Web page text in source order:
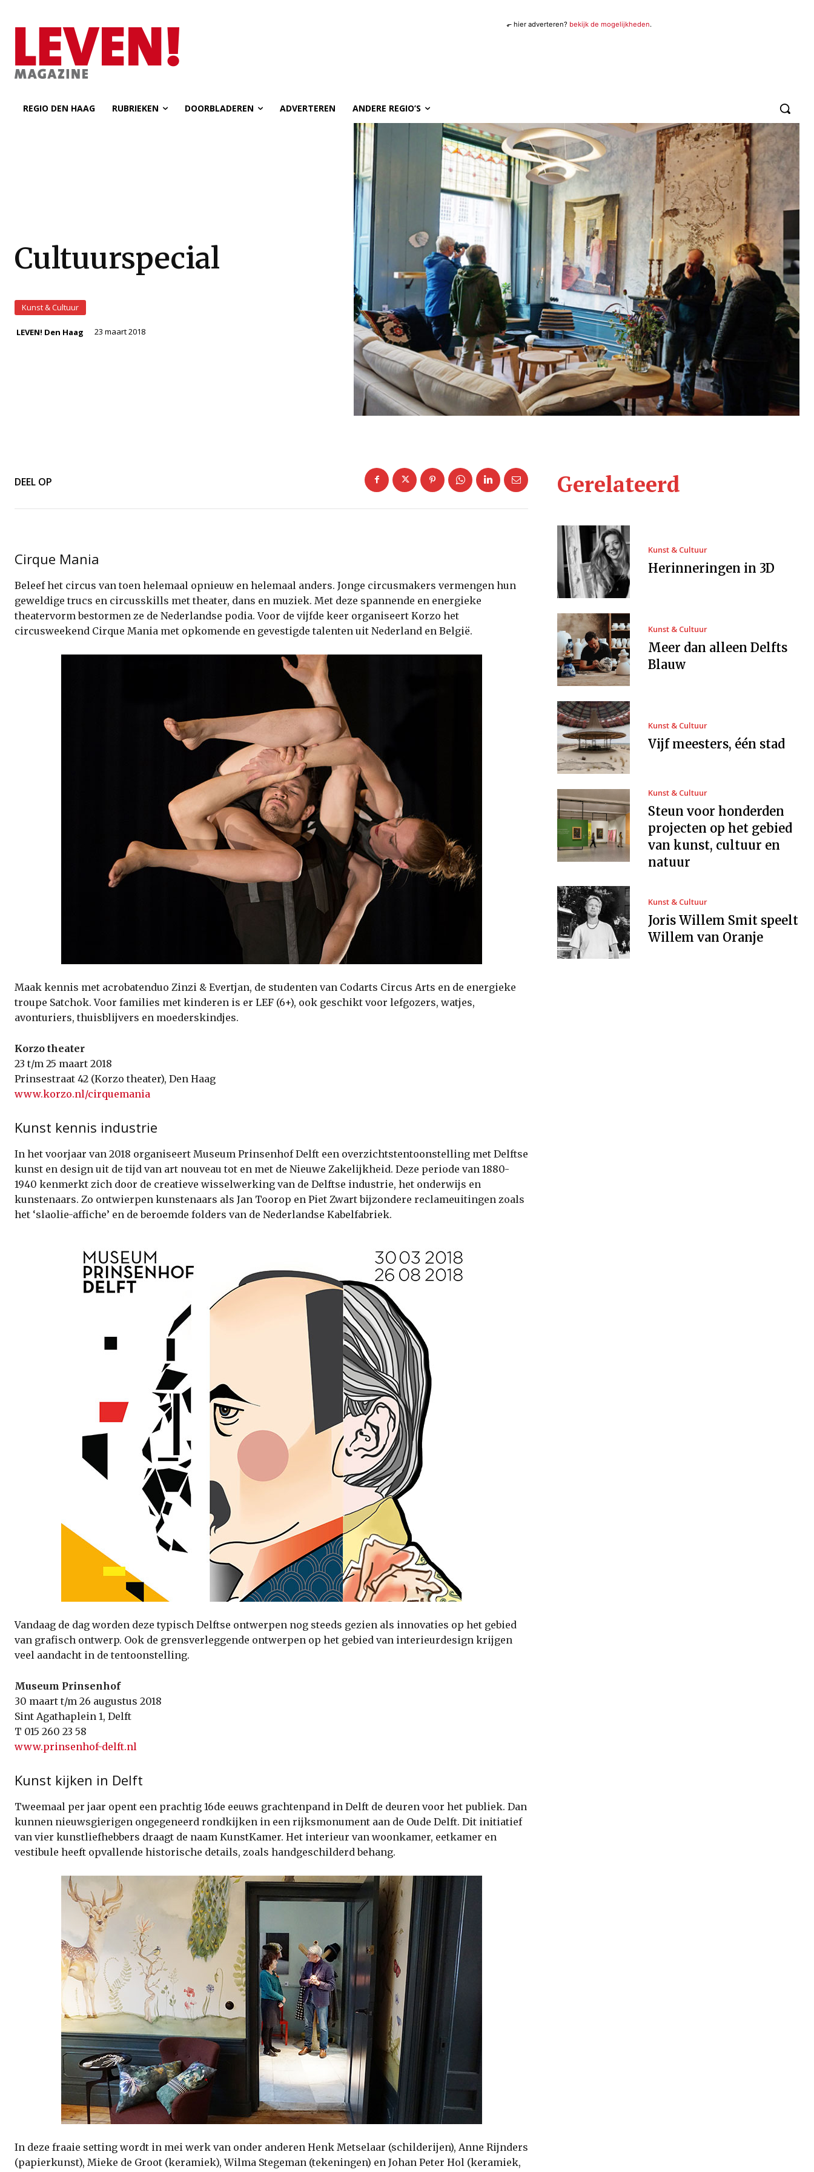
⬐ hier adverteren? bekijk de mogelijkheden.
REGIO DEN HAAG RUBRIEKEN DOORBLADEREN ADVERTEREN ANDERE REGIO’S
Cultuurspecial
Kunst & Cultuur
LEVEN! Den Haag 23 maart 2018
DEEL OP
Cirque Mania
Beleef het circus van toen helemaal opnieuw en helemaal anders. Jonge circusmakers vermengen hun
geweldige trucs en circusskills met theater, dans en muziek. Met deze spannende en energieke
theatervorm bestormen ze de Nederlandse podia. Voor de vijfde keer organiseert Korzo het
circusweekend Cirque Mania met opkomende en gevestigde talenten uit Nederland en België.
Maak kennis met acrobatenduo Zinzi & Evertjan, de studenten van Codarts Circus Arts en de energieke
troupe Satchok. Voor families met kinderen is er LEF (6+), ook geschikt voor lefgozers, watjes,
avonturiers, thuisblijvers en moederskindjes.
Korzo theater
23 t/m 25 maart 2018
Prinsestraat 42 (Korzo theater), Den Haag
www.korzo.nl/cirquemania
Kunst kennis industrie
In het voorjaar van 2018 organiseert Museum Prinsenhof Delft een overzichtstentoonstelling met Delftse
kunst en design uit de tijd van art nouveau tot en met de Nieuwe Zakelijkheid. Deze periode van 1880-
1940 kenmerkt zich door de creatieve wisselwerking van de Delftse industrie, het onderwijs en
kunstenaars. Zo ontwierpen kunstenaars als Jan Toorop en Piet Zwart bijzondere reclameuitingen zoals
het ‘slaolie-affiche’ en de beroemde folders van de Nederlandse Kabelfabriek.
Vandaag de dag worden deze typisch Delftse ontwerpen nog steeds gezien als innovaties op het gebied
van grafisch ontwerp. Ook de grensverleggende ontwerpen op het gebied van interieurdesign krijgen
veel aandacht in de tentoonstelling.
Museum Prinsenhof
30 maart t/m 26 augustus 2018
Sint Agathaplein 1, Delft
T 015 260 23 58
www.prinsenhof-delft.nl
Kunst kijken in Delft
Tweemaal per jaar opent een prachtig 16de eeuws grachtenpand in Delft de deuren voor het publiek. Dan
kunnen nieuwsgierigen ongegeneerd rondkijken in een rijksmonument aan de Oude Delft. Dit initiatief
van vier kunstliefhebbers draagt de naam KunstKamer. Het interieur van woonkamer, eetkamer en
vestibule heeft opvallende historische details, zoals handgeschilderd behang.
In deze fraaie setting wordt in mei werk van onder anderen Henk Metselaar (schilderijen), Anne Rijnders
(papierkunst), Mieke de Groot (keramiek), Wilma Stegeman (tekeningen) en Johan Peter Hol (keramiek,
Gerelateerd
Kunst & Cultuur
Herinneringen in 3D
Kunst & Cultuur
Meer dan alleen Delfts
Blauw
Kunst & Cultuur
Vijf meesters, één stad
Kunst & Cultuur
Steun voor honderden
projecten op het gebied
van kunst, cultuur en
natuur
Kunst & Cultuur
Joris Willem Smit speelt
Willem van Oranje